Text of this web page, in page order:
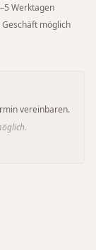
Werktagen
möglich
vereinbaren.